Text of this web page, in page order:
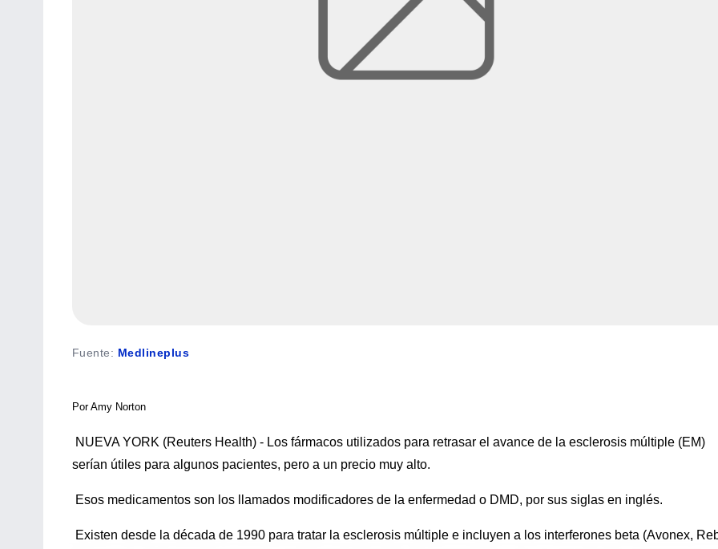
Fuente: Medlineplus
Por Amy Norton
NUEVA YORK (Reuters Health) - Los fármacos utilizados para retrasar el avance de la esclerosis múltiple (EM)
serían útiles para algunos pacientes, pero a un precio muy alto.
Esos medicamentos son los llamados modificadores de la enfermedad o DMD, por sus siglas en inglés.
Existen desde la década de 1990 para tratar la esclerosis múltiple e incluyen a los interferones beta (Avonex,